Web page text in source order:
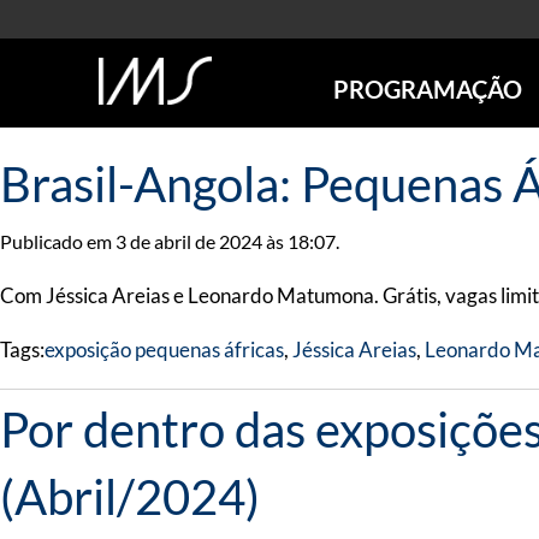
PROGRAMAÇÃO
SÃO PAULO
RIO DE JANEIRO
EXPOSIÇÕES
EM CARTAZ
ANTERIORES
TOURS VIRTUAIS
Brasil-Angola: Pequenas
Publicado em 3 de abril de 2024 às 18:07.
Com Jéssica Areias e Leonardo Matumona. Grátis, vagas
Tags:exposição pequenas áfricas, Jéssica Areias, Leonardo
Por dentro das
(Abril/2024)